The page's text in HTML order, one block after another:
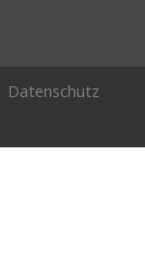
Datenschutz